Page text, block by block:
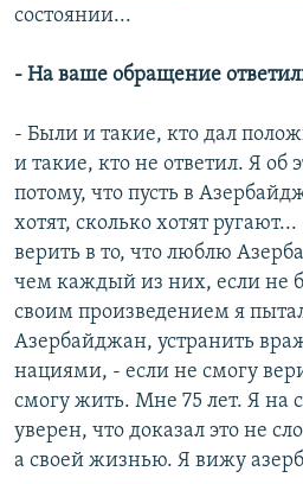
состоянии...
- На ваше обращение
- Были и такие, кто дал
и такие, кто не ответил. Я об
потому, что пусть в
хотят, сколько хотят
верить в то, что люблю
чем каждый из них, если не
своим произведением я
Азербайджан, устранить
нациями, - если не смогу
смогу жить. Мне 75 лет. Я на
уверен, что доказал это не
а своей жизнью. Я вижу